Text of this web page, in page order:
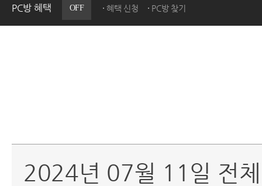
PC방 혜택 OFF 혜택 신청 PC방 찾기
2024년 07월 11일 전